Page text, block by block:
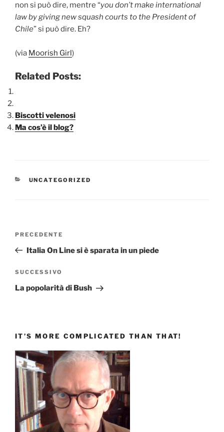
non si può dire, mentre “you don’t make international
law by giving new squash courts to the President of
Chile” si può dire. Eh?
(via Moorish Girl)
Related Posts:
Biscotti velenosi
Ma cos’è il blog?
CATEGORIE
UNCATEGORIZED
Articolo
precedente:
PRECEDENTE
Italia On Line si è sparata in un piede
Articolo
successivo
SUCCESSIVO
La popolarità di Bush
IT’S MORE COMPLICATED THAN THAT!